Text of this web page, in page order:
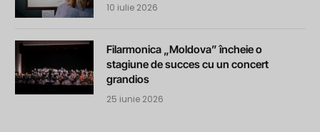
10 iulie 2026
Filarmonica „Moldova” încheie o
stagiune de succes cu un concert
grandios
25 iunie 2026